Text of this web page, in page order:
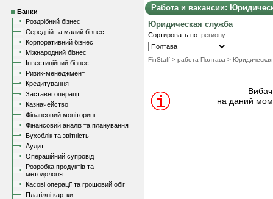
Банки
Роздрібний бізнес
Середній та малий бізнес
Корпоративний бізнес
Міжнародний бізнес
Інвестиційний бізнес
Ризик-менеджмент
Кредитування
Заставні операції
Казначейство
Фінансовий моніторинг
Фінансовий аналіз та планування
Бухоблік та звітність
Аудит
Операційний супровід
Розробка продуктів та
методологія
Касові операції та грошовий обіг
Платіжні картки
Работа и вакансии:
Юридическая служба
Сортировать по: региону
FinStaff > работа Полтава >
на даний